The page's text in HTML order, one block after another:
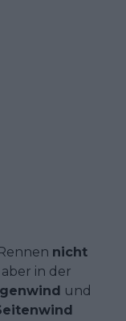
nicht
in der
und